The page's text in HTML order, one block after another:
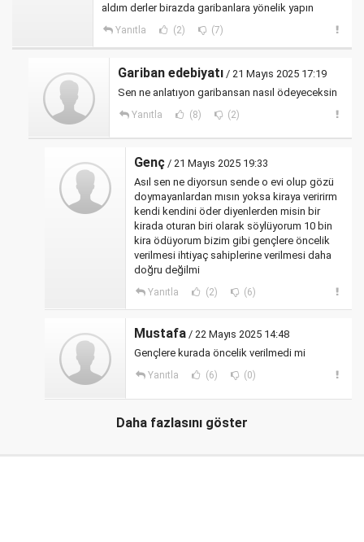
aldım derler birazda garibanlara yönelik yapın
Yanıtla (2) (7)
Gariban edebiyatı / 21 Mayıs 2025 17:19
Sen ne anlatıyon garibansan nasıl ödeyeceksin
Yanıtla (8) (2)
Genç / 21 Mayıs 2025 19:33
Asıl sen ne diyorsun sende o evi olup gözü
doymayanlardan mısın yoksa kiraya veririrm
kendi kendini öder diyenlerden misin bir
kirada oturan biri olarak söylüyorum 10 bin
kira ödüyorum bizim gibi gençlere öncelik
verilmesi ihtiyaç sahiplerine verilmesi daha
doğru değilmi
Yanıtla (2) (6)
Mustafa / 22 Mayıs 2025 14:48
Gençlere kurada öncelik verilmedi mi
Yanıtla (6) (0)
Daha fazlasını göster